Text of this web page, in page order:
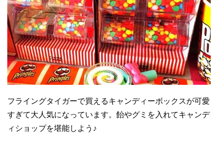
フライングタイガーで買えるキャンディーボックスが可愛
すぎて大人気になっています。飴やグミを入れてキャンデ
ィショップを堪能しよう♪